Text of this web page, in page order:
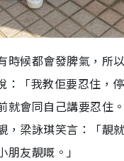
時候都會發脾氣，所
「我教佢要忍住，
就會同自己講要忍住
，梁詠琪笑言：「靚
友靚嘅。」